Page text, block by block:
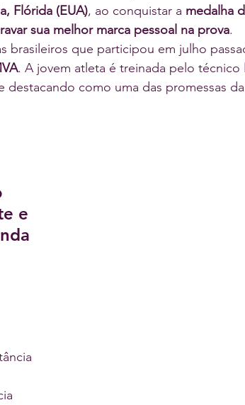
Flórida (EUA), ao conquistar a medalha
sua melhor marca pessoal na prova.
brasileiros que participou em julho
. A jovem atleta é treinada pelo técnico
destacando como uma das promessas
e